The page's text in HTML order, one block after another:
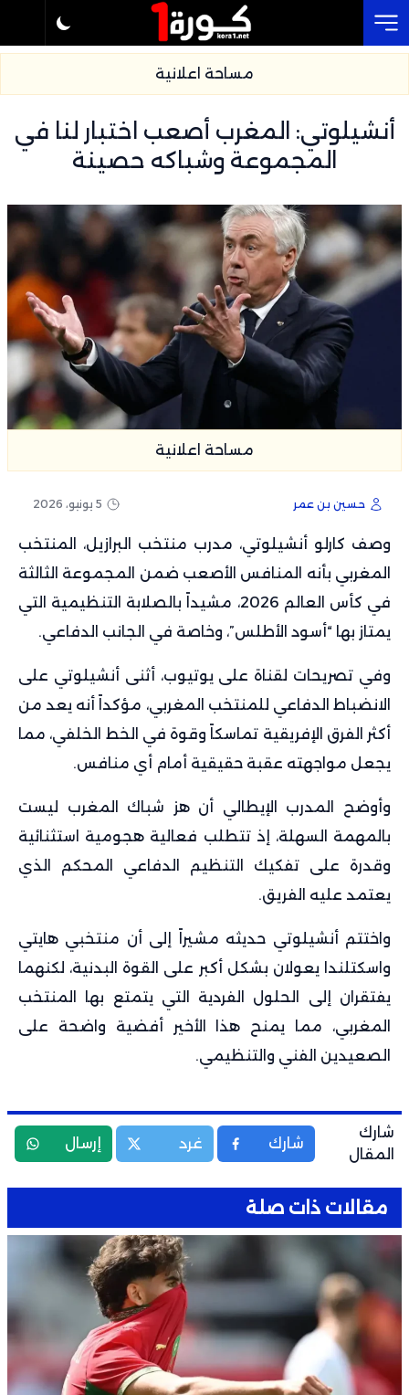
مساحة اعلانية
أنشيلوتي: المغرب أصعب اختبار لنا في
المجموعة وشباكه حصينة
مساحة اعلانية
حسين بن عمر 5 يونيو، 2026
وصف كارلو أنشيلوتي، مدرب منتخب البرازيل، المنتخب
المغربي بأنه المنافس الأصعب ضمن المجموعة الثالثة
في كأس العالم 2026، مشيداً بالصلابة التنظيمية التي
يمتاز بها “أسود الأطلس”، وخاصة في الجانب الدفاعي.
وفي تصريحات لقناة على يوتيوب، أثنى أنشيلوتي على
الانضباط الدفاعي للمنتخب المغربي، مؤكداً أنه يعد من
أكثر الفرق الإفريقية تماسكاً وقوة في الخط الخلفي، مما
يجعل مواجهته عقبة حقيقية أمام أي منافس.
وأوضح المدرب الإيطالي أن هز شباك المغرب ليست
بالمهمة السهلة، إذ تتطلب فعالية هجومية استثنائية
وقدرة على تفكيك التنظيم الدفاعي المحكم الذي
يعتمد عليه الفريق.
واختتم أنشيلوتي حديثه مشيراً إلى أن منتخبي هايتي
واسكتلندا يعولان بشكل أكبر على القوة البدنية، لكنهما
يفتقران إلى الحلول الفردية التي يتمتع بها المنتخب
المغربي، مما يمنح هذا الأخير أفضية واضحة على
الصعيدين الفني والتنظيمي.
شارك
المقال
شارك غرد إرسال
مقالات ذات صلة